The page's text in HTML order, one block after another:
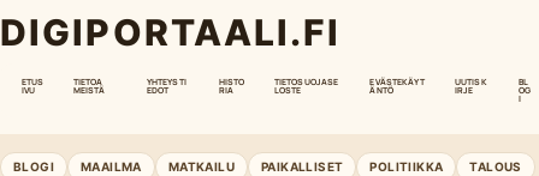
DIGIPORTAALI.FI
ETUS
IVU
TIETOA
MEISTÄ
YHTEYSTI
EDOT
HISTO
RIA
TIETOSUOJASE
LOSTE
EVÄSTEKÄYT
ÄNTÖ
UUTISK
IRJE
BL
OG
I
BLOGI MAAILMA MATKAILU PAIKALLISET POLITIIKKA TALOUS